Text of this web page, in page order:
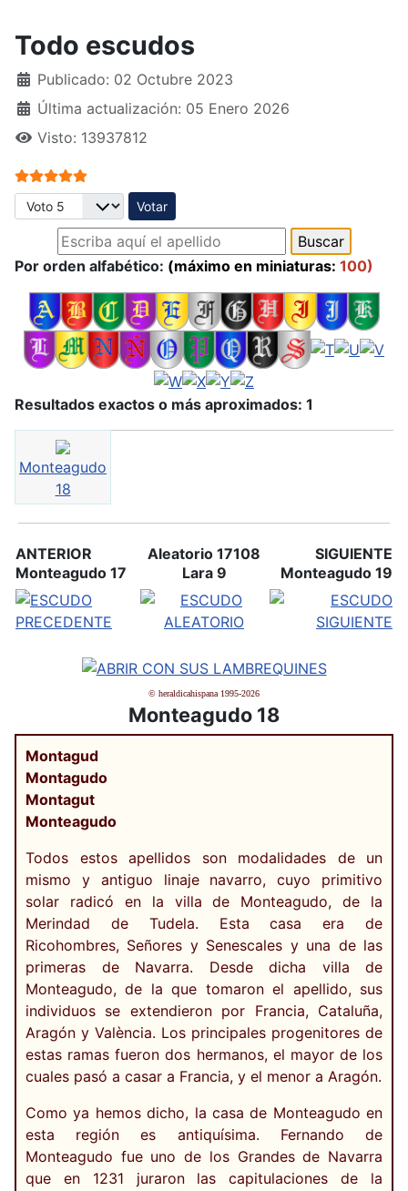
Todo escudos
Publicado: 02 Octubre 2023
Última actualización: 05 Enero 2026
Visto: 13937812
Ratio:5/5
Por favor, vote
Por orden alfabético: (máximo en miniaturas: 100)
Resultados exactos o más aproximados: 1
Monteagudo
18
ANTERIOR
Monteagudo 17
Aleatorio 17108
Lara 9
SIGUIENTE
Monteagudo 19
© heraldicahispana 1995-2026
Monteagudo 18
Montagud
Montagudo
Montagut
Monteagudo
Todos estos apellidos son modalidades de un
mismo y antiguo linaje navarro, cuyo primitivo
solar radicó en la villa de Monteagudo, de la
Merindad de Tudela. Esta casa era de
Ricohombres, Señores y Senescales y una de las
primeras de Navarra. Desde dicha villa de
Monteagudo, de la que tomaron el apellido, sus
individuos se extendieron por Francia, Cataluña,
Aragón y València. Los principales progenitores de
estas ramas fueron dos hermanos, el mayor de los
cuales pasó a casar a Francia, y el menor a Aragón.
Como ya hemos dicho, la casa de Monteagudo en
esta región es antiquísima. Fernando de
Monteagudo fue uno de los Grandes de Navarra
que en 1231 juraron las capitulaciones de la